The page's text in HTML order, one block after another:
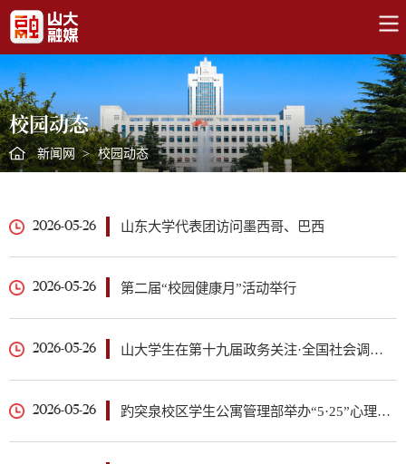
校园动态
新闻网 > 校园动态
山东大学代表团访问墨西哥、巴西
2026-05-26
第二届“校园健康月”活动举行
2026-05-26
山大学生在第十九届政务关注·全国社会调研大赛中获佳绩
2026-05-26
趵突泉校区学生公寓管理部举办“5·25”心理健康日主题活动
2026-05-26